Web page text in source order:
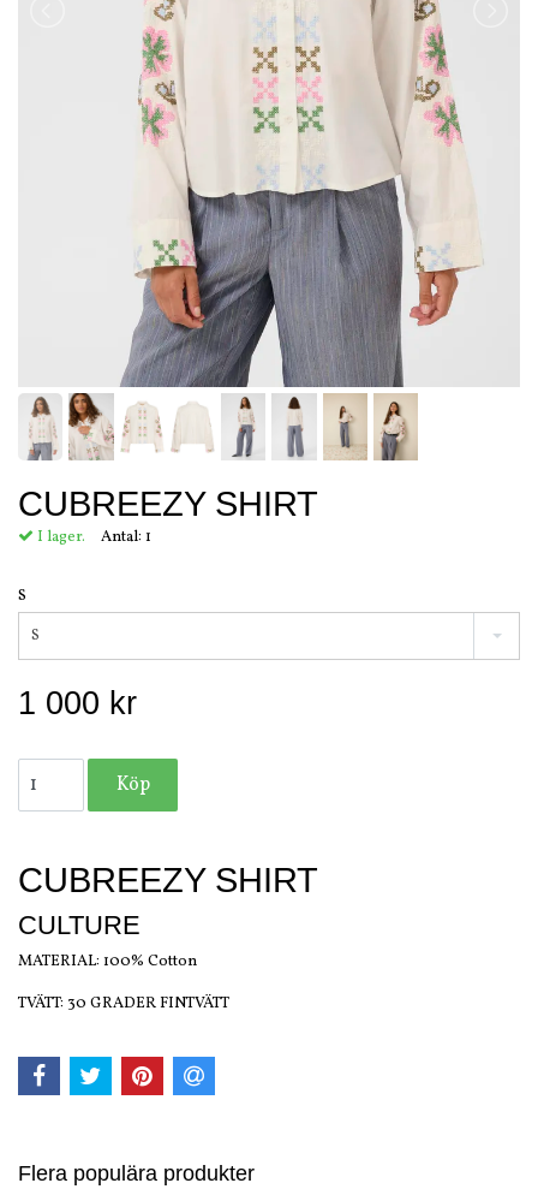
CUBREEZY SHIRT
I lager. Antal: 1
S
S
1 000 kr
CUBREEZY SHIRT
CULTURE
MATERIAL: 100% Cotton
TVÄTT: 30 GRADER FINTVÄTT
Flera populära produkter